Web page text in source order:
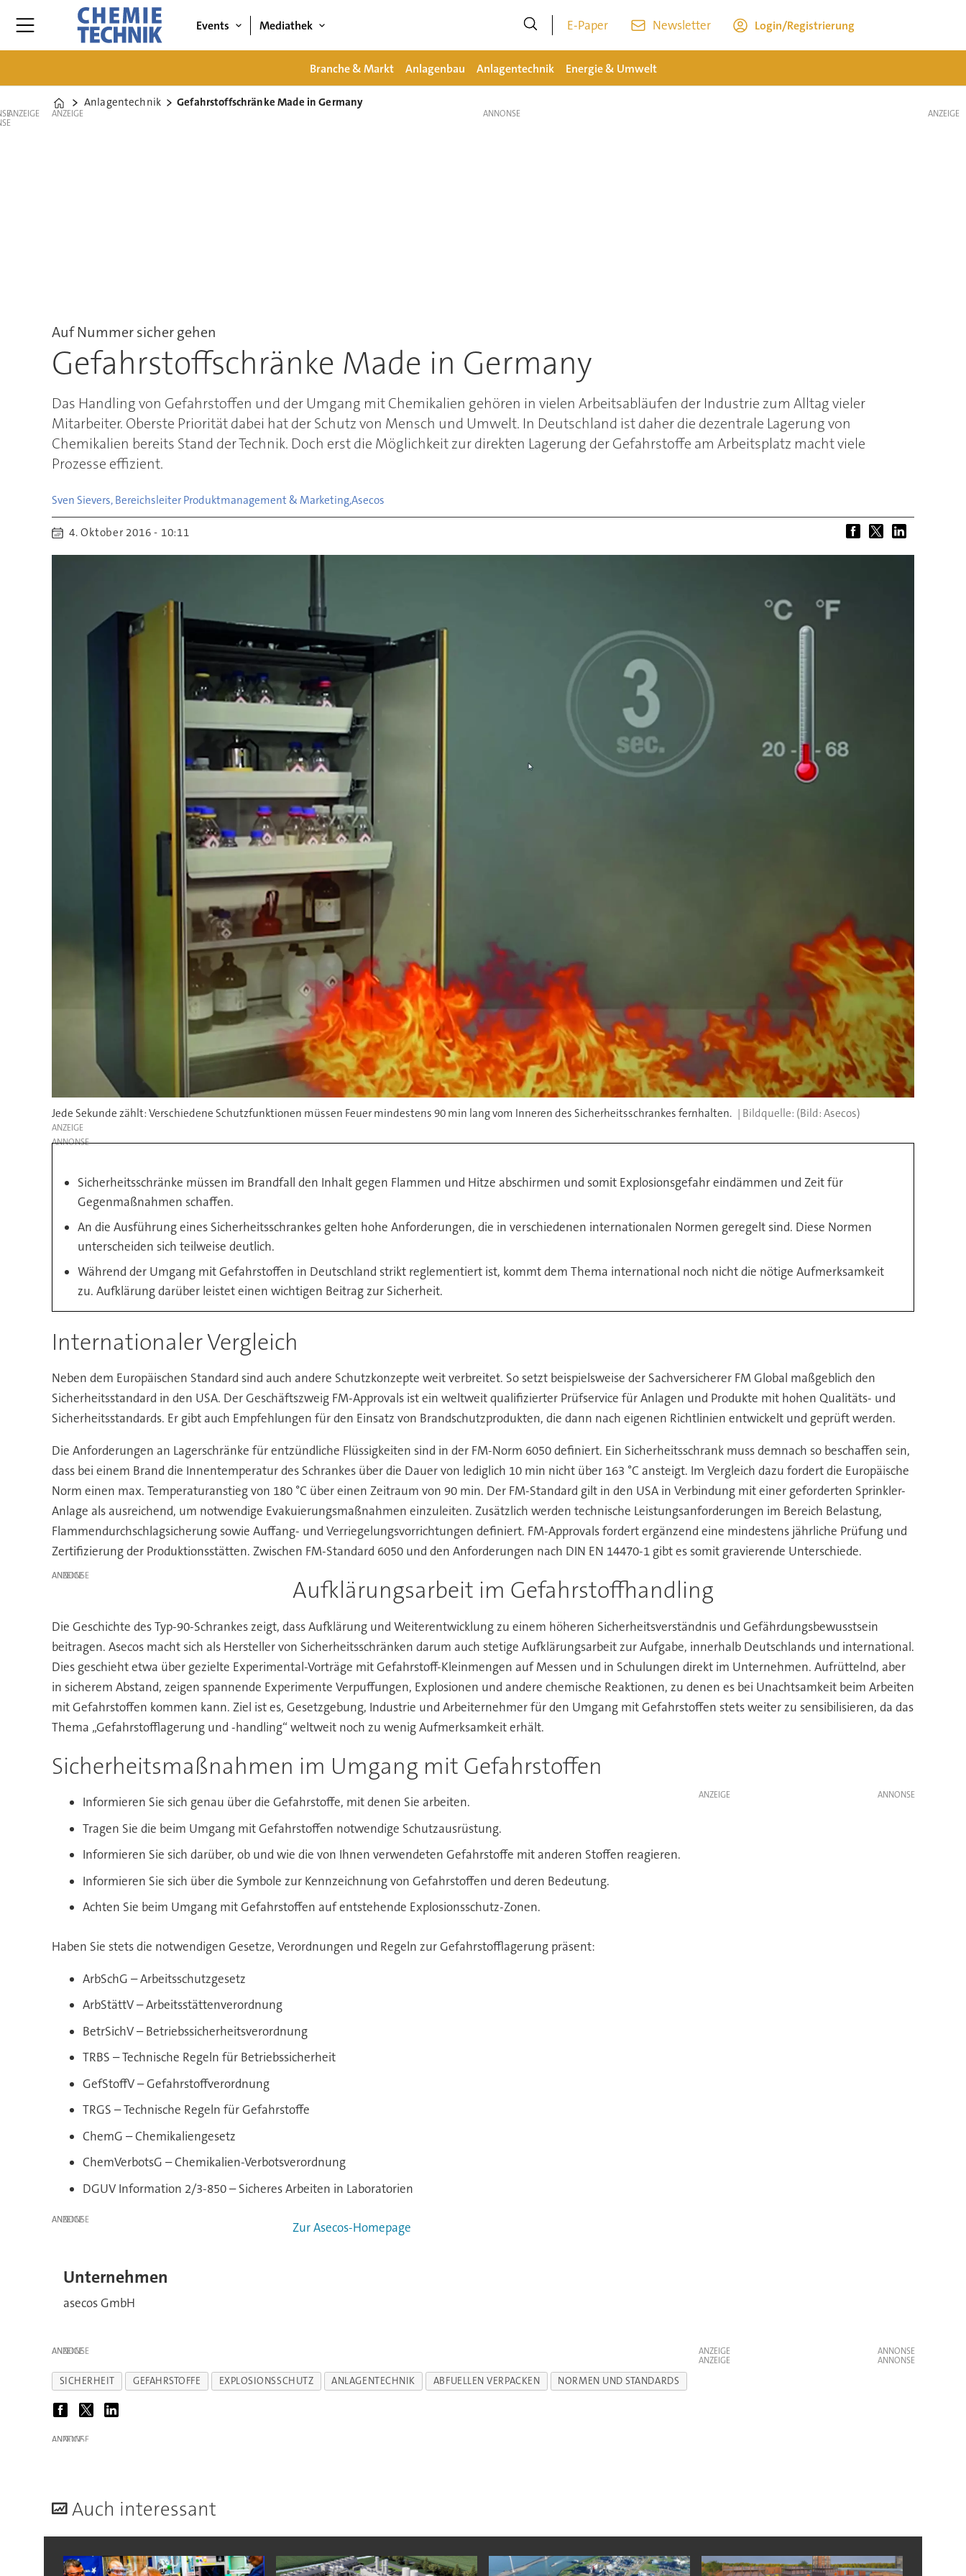
Events Mediathek E-Paper Newsletter Login/Registrierung
Branche & Markt Anlagenbau Anlagentechnik Energie & Umwelt
Home
Anlagentechnik Gefahrstoffschränke Made in Germany
ANZEIGE ANZEIGE
Auf Nummer sicher gehen
Gefahrstoffschränke Made in Germany
Das Handling von Gefahrstoffen und der Umgang mit Chemikalien gehören in vielen Arbeitsabläufen der Industrie zum Alltag vieler
Mitarbeiter. Oberste Priorität dabei hat der Schutz von Mensch und Umwelt. In Deutschland ist daher die dezentrale Lagerung von
Chemikalien bereits Stand der Technik. Doch erst die Möglichkeit zur direkten Lagerung der Gefahrstoffe am Arbeitsplatz macht viele
Prozesse effizient.
Sven Sievers, Bereichsleiter Produktmanagement & Marketing,Asecos
4. Oktober 2016 - 10:11
Jede Sekunde zählt: Verschiedene Schutzfunktionen müssen Feuer mindestens 90 min lang vom Inneren des Sicherheitsschrankes fernhalten. (Bild: Asecos)
ANZEIGE
Sicherheitsschränke müssen im Brandfall den Inhalt gegen Flammen und Hitze abschirmen und somit Explosionsgefahr eindämmen und Zeit für
Gegenmaßnahmen schaffen.
An die Ausführung eines Sicherheitsschrankes gelten hohe Anforderungen, die in verschiedenen internationalen Normen geregelt sind. Diese Normen
unterscheiden sich teilweise deutlich.
Während der Umgang mit Gefahrstoffen in Deutschland strikt reglementiert ist, kommt dem Thema international noch nicht die nötige Aufmerksamkeit
zu. Aufklärung darüber leistet einen wichtigen Beitrag zur Sicherheit.
Internationaler Vergleich
Neben dem Europäischen Standard sind auch andere Schutzkonzepte weit verbreitet. So setzt beispielsweise der Sachversicherer FM Global maßgeblich den
Sicherheitsstandard in den USA. Der Geschäftszweig FM-Approvals ist ein weltweit qualifizierter Prüfservice für Anlagen und Produkte mit hohen Qualitäts- und
Sicherheitsstandards. Er gibt auch Empfehlungen für den Einsatz von Brandschutzprodukten, die dann nach eigenen Richtlinien entwickelt und geprüft werden.
Die Anforderungen an Lagerschränke für entzündliche Flüssigkeiten sind in der FM-Norm 6050 definiert. Ein Sicherheitsschrank muss demnach so beschaffen sein,
dass bei einem Brand die Innentemperatur des Schrankes über die Dauer von lediglich 10 min nicht über 163 °C ansteigt. Im Vergleich dazu fordert die Europäische
Norm einen max. Temperaturanstieg von 180 °C über einen Zeitraum von 90 min. Der FM-Standard gilt in den USA in Verbindung mit einer geforderten Sprinkler-
Anlage als ausreichend, um notwendige Evakuierungsmaßnahmen einzuleiten. Zusätzlich werden technische Leistungsanforderungen im Bereich Belastung,
Flammendurchschlagsicherung sowie Auffang- und Verriegelungsvorrichtungen definiert. FM-Approvals fordert ergänzend eine mindestens jährliche Prüfung und
Zertifizierung der Produktionsstätten. Zwischen FM-Standard 6050 und den Anforderungen nach DIN EN 14470-1 gibt es somit gravierende Unterschiede.
ANZEIGE Aufklärungsarbeit im Gefahrstoffhandling
Die Geschichte des Typ-90-Schrankes zeigt, dass Aufklärung und Weiterentwicklung zu einem höheren Sicherheitsverständnis und Gefährdungsbewusstsein
beitragen. Asecos macht sich als Hersteller von Sicherheitsschränken darum auch stetige Aufklärungsarbeit zur Aufgabe, innerhalb Deutschlands und international.
Dies geschieht etwa über gezielte Experimental-Vorträge mit Gefahrstoff-Kleinmengen auf Messen und in Schulungen direkt im Unternehmen. Aufrüttelnd, aber
in sicherem Abstand, zeigen spannende Experimente Verpuffungen, Explosionen und andere chemische Reaktionen, zu denen es bei Unachtsamkeit beim Arbeiten
mit Gefahrstoffen kommen kann. Ziel ist es, Gesetzgebung, Industrie und Arbeiternehmer für den Umgang mit Gefahrstoffen stets weiter zu sensibilisieren, da das
Thema „Gefahrstofflagerung und -handling“ weltweit noch zu wenig Aufmerksamkeit erhält.
Sicherheitsmaßnahmen im Umgang mit Gefahrstoffen
ANZEIGE
Informieren Sie sich genau über die Gefahrstoffe, mit denen Sie arbeiten.
Tragen Sie die beim Umgang mit Gefahrstoffen notwendige Schutzausrüstung.
Informieren Sie sich darüber, ob und wie die von Ihnen verwendeten Gefahrstoffe mit anderen Stoffen reagieren.
Informieren Sie sich über die Symbole zur Kennzeichnung von Gefahrstoffen und deren Bedeutung.
Achten Sie beim Umgang mit Gefahrstoffen auf entstehende Explosionsschutz-Zonen.
Haben Sie stets die notwendigen Gesetze, Verordnungen und Regeln zur Gefahrstofflagerung präsent:
ArbSchG – Arbeitsschutzgesetz
ArbStättV – Arbeitsstättenverordnung
BetrSichV – Betriebssicherheitsverordnung
TRBS – Technische Regeln für Betriebssicherheit
GefStoffV – Gefahrstoffverordnung
TRGS – Technische Regeln für Gefahrstoffe
ChemG – Chemikaliengesetz
ChemVerbotsG – Chemikalien-Verbotsverordnung
DGUV Information 2/3-850 – Sicheres Arbeiten in Laboratorien
ANZEIGE Zur Asecos-Homepage
Unternehmen
asecos GmbH
ANZEIGE
ANZEIGE
ANZEIGE
SICHERHEIT GEFAHRSTOFFE EXPLOSIONSSCHUTZ ANLAGENTECHNIK ABFUELLEN VERPACKEN NORMEN UND STANDARDS
ANZEIGE
Auch interessant
ANZEIGE